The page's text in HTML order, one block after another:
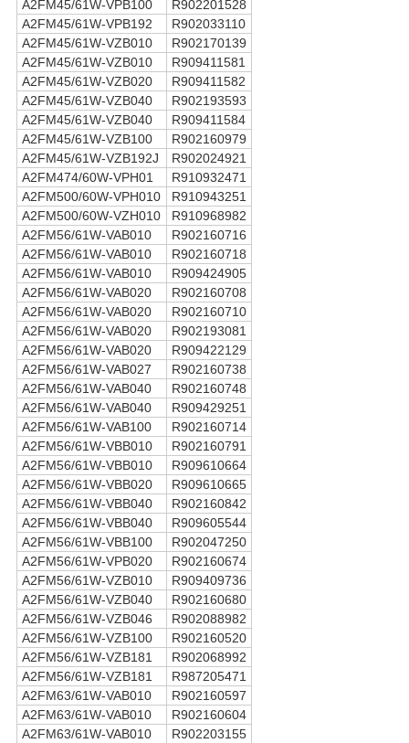
A2FM45/61W-VPB100
R902201528
A2FM45/61W-VPB192
R902033110
A2FM45/61W-VZB010
R902170139
A2FM45/61W-VZB010
R909411581
A2FM45/61W-VZB020
R909411582
A2FM45/61W-VZB040
R902193593
A2FM45/61W-VZB040
R909411584
A2FM45/61W-VZB100
R902160979
A2FM45/61W-VZB192J
R902024921
A2FM474/60W-VPH01
R910932471
A2FM500/60W-VPH010
R910943251
A2FM500/60W-VZH010
R910968982
A2FM56/61W-VAB010
R902160716
A2FM56/61W-VAB010
R902160718
A2FM56/61W-VAB010
R909424905
A2FM56/61W-VAB020
R902160708
A2FM56/61W-VAB020
R902160710
A2FM56/61W-VAB020
R902193081
A2FM56/61W-VAB020
R909422129
A2FM56/61W-VAB027
R902160738
A2FM56/61W-VAB040
R902160748
A2FM56/61W-VAB040
R909429251
A2FM56/61W-VAB100
R902160714
A2FM56/61W-VBB010
R902160791
A2FM56/61W-VBB010
R909610664
A2FM56/61W-VBB020
R909610665
A2FM56/61W-VBB040
R902160842
A2FM56/61W-VBB040
R909605544
A2FM56/61W-VBB100
R902047250
A2FM56/61W-VPB020
R902160674
A2FM56/61W-VZB010
R909409736
A2FM56/61W-VZB040
R902160680
A2FM56/61W-VZB046
R902088982
A2FM56/61W-VZB100
R902160520
A2FM56/61W-VZB181
R902068992
A2FM56/61W-VZB181
R987205471
A2FM63/61W-VAB010
R902160597
A2FM63/61W-VAB010
R902160604
A2FM63/61W-VAB010
R902203155